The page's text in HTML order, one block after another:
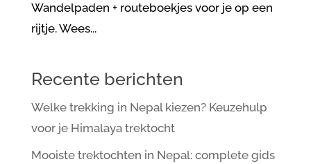
Wandelpaden + routeboekjes voor je op een
rijtje. Wees...
Recente berichten
Welke trekking in Nepal kiezen? Keuzehulp
voor je Himalaya trektocht
Mooiste trektochten in Nepal: complete gids